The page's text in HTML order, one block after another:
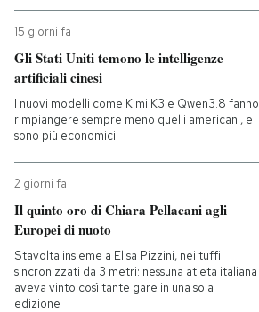
15 giorni fa
Gli Stati Uniti temono le intelligenze
artificiali cinesi
I nuovi modelli come Kimi K3 e Qwen3.8 fanno
rimpiangere sempre meno quelli americani, e
sono più economici
2 giorni fa
Il quinto oro di Chiara Pellacani agli
Europei di nuoto
Stavolta insieme a Elisa Pizzini, nei tuffi
sincronizzati da 3 metri: nessuna atleta italiana
aveva vinto così tante gare in una sola
edizione